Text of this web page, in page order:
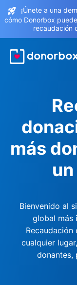
¡Únete a una
cómo Donorbox
recaudación
más
Bienvenido al
global más
cualquier
donantes,